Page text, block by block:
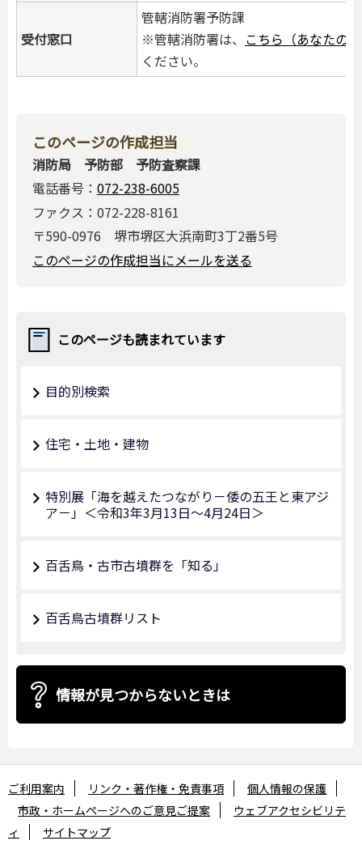
受付窓口
管轄消防署予防課
※管轄消防署は、 こちら（あなたの
ください。
このページの作成担当
消防局 予防部 予防査察課
電話番号： 072-238-6005
ファクス：072-228-8161
〒590-0976 堺市堺区大浜南町3丁2番5号
このページの作成担当にメールを送る
このページも読まれています
目的別検索
住宅・土地・建物
特別展「海を越えたつながり－倭の五王と東アジ
ア－」＜令和3年3月13日～4月24日＞
百舌鳥・古市古墳群を「知る」
百舌鳥古墳群リスト
情報が見つからないときは
ご利用案内 リンク・著作権・免責事項
個人情報の保護
市政・ホームページへのご意見ご提案
ウェブアクセシビリテ
ィ
サイトマップ